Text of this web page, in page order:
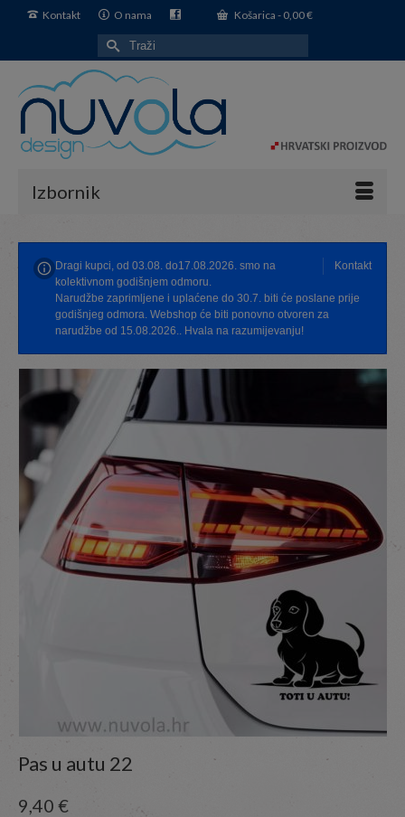
Kontakt O nama Košarica - 0,00€
Search
for:
Izbornik
Kontakt
Dragi kupci, od 03.08. do17.08.2026. smo na
kolektivnom godišnjem odmoru.
Narudžbe zaprimljene i uplaćene do 30.7. biti će poslane prije
godišnjeg odmora. Webshop će biti ponovno otvoren za
narudžbe od 15.08.2026.. Hvala na razumijevanju!
Pas u autu 22
9,40 €